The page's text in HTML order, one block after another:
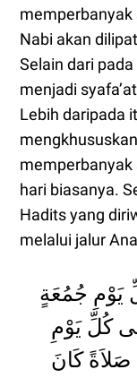
Nabi akan
Selain dari
menjadi
Lebih daripada
memperbanyak
hari biasanya.
Hadits yang
melalui jalur
يَوْمِ جُمُعَةٍ
كُلِّ يَوْمِ
كَانَ